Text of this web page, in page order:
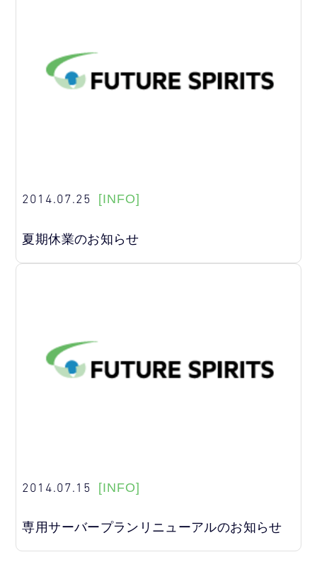
2014.07.25 [INFO]
夏期休業のお知らせ
2014.07.15 [INFO]
専用サーバープランリニューアルのお知らせ